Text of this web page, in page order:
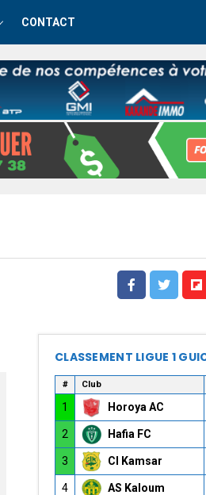
CONTACT
CLASSEMENT LIGUE 1
# Club
1 Horoya AC
2 Hafia FC
3 CI Kamsar
4 AS Kaloum